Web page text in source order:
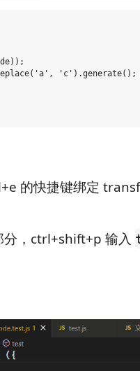
'c').generate();
的快捷键绑定
分，ctrl+shift+p 输入